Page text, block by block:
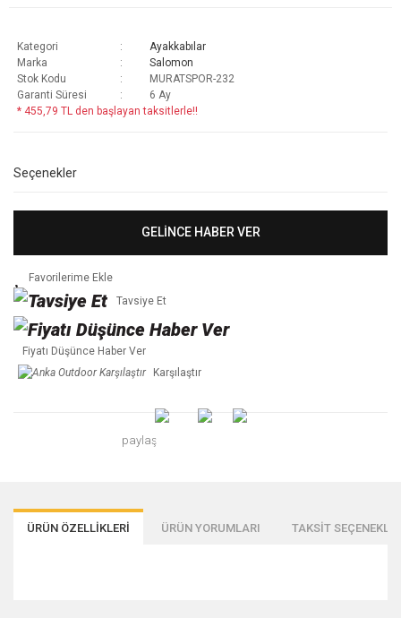
Kategori
Ayakkabılar
Marka
Salomon
Stok Kodu
MURATSPOR-232
Garanti Süresi
6 Ay
* 455,79 TL den başlayan taksitlerle!!
Seçenekler
GELİNCE HABER VER
Tavsiye Et
Fiyatı Düşünce Haber Ver
Karşılaştır
paylaş
ÜRÜN ÖZELLİKLERİ ÜRÜN YORUMLARI TAKSİT